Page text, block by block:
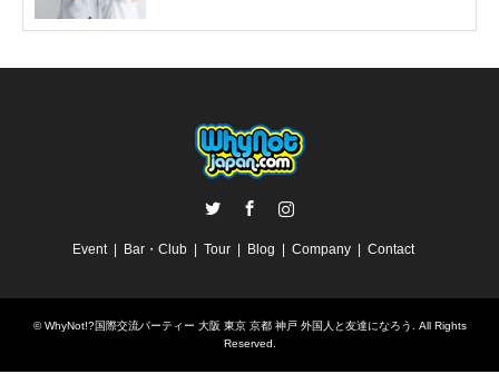
Event Bar・Club Tour Blog Company Contact
©WhyNot!?国際交流パーティー 大阪 東京 京都 神戸 外国人と友達になろう. All Rights
Reserved.